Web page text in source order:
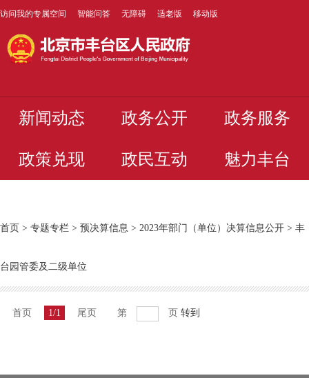
访问我的专属空间 智能问答 无障碍 适老版 移动版
新闻动态 政务公开 政务服务
政策兑现 政民互动 魅力丰台
首页 > 专题专栏 > 预决算信息 > 2023年部门（单位）决算信息公开 > 丰
台园管委及二级单位
首页 1/1 尾页 第 页 转到